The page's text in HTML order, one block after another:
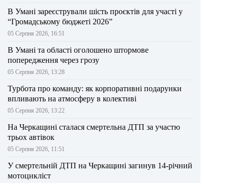
В Умані зареєстрували шість проєктів для участі у
“Громадському бюджеті 2026”
05 Серпня 2026, 16:51
В Умані та області оголошено штормове
попередження через грозу
05 Серпня 2026, 13:28
Турбота про команду: як корпоративні подарунки
впливають на атмосферу в колективі
05 Серпня 2026, 13:22
На Черкащині сталася смертельна ДТП за участю
трьох автівок
05 Серпня 2026, 11:51
У смертельній ДТП на Черкащині загинув 14-річний
мотоцикліст